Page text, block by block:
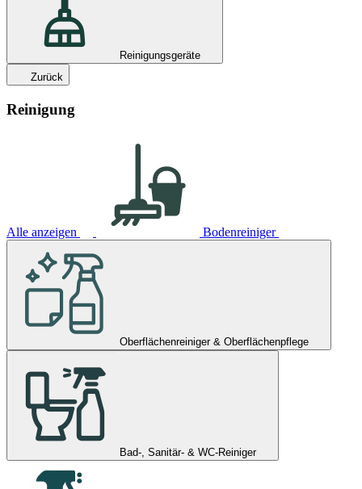
Reinigungsgeräte
Zurück
Reinigung
Alle anzeigen Bodenreiniger
Oberflächenreiniger & Oberflächenpflege
Bad-, Sanitär- & WC-Reiniger